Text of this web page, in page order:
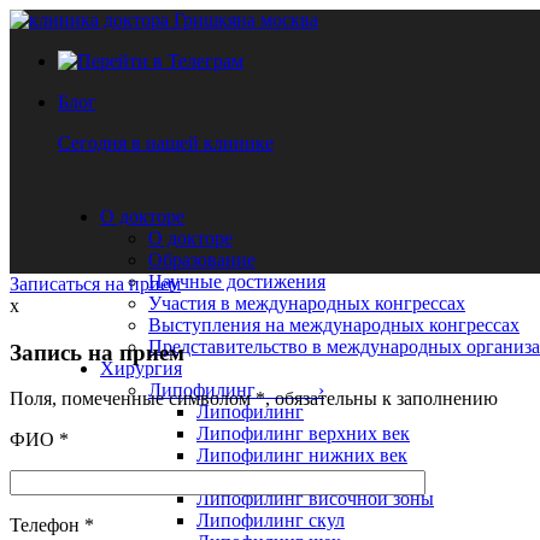
Блог
Сегодня в нашей клинике
О докторе
О докторе
Образование
Научные достижения
Участия в международных конгрессах
Выступления на международных конгрессах
Представительство в международных
Хирургия
Липофилинг ›
Липофилинг
Липофилинг верхних век
Липофилинг нижних век
Липофилинг лица
Липофилинг височной зоны
Липофилинг скул
Записаться на прием
x
Запись на прием
Поля, помеченные символом*, обязательны к заполнению
ФИО *
Телефон *